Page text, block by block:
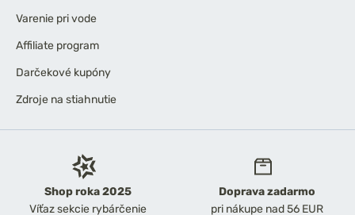
Shop roka 2025
Víťaz sekcie rybárčenie
Doprava zadarmo
pri nákupe nad 56 EUR
Varenie pri vode
Affiliate program
Darčekové kupóny
Zdroje na stiahnutie